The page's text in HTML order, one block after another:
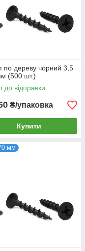
по дереву чорний 3,5
(500 шт.)
до відправки
₴/упаковка
Купити
мм